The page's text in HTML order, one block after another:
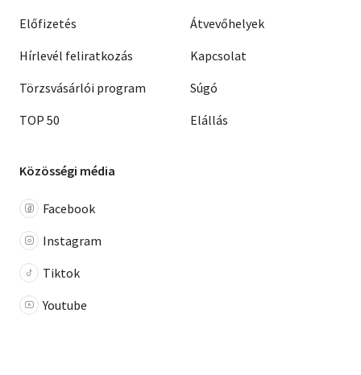
Előfizetés
Hírlevél feliratkozás
Törzsvásárlói program
TOP 50
Átvevőhelyek
Kapcsolat
Súgó
Elállás
Közösségi média
Facebook
Instagram
Tiktok
Youtube